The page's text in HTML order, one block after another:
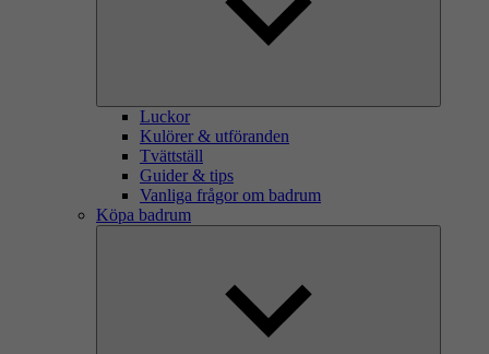
Luckor
Kulörer & utföranden
Tvättställ
Guider & tips
Vanliga frågor om badrum
Köpa badrum